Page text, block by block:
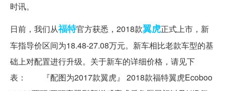
时讯。
日前，我们从福特官方获悉，2018款翼虎正式上市，新
车指导价区间为18.48-27.08万元。新车相比老款车型的基
础上对配置进行升级。关于新车的详细价格，请见下
表： 『配图为2017款翼虎』 2018款福特翼虎Ecoboo